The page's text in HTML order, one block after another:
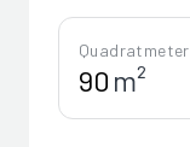
Quadratmeter
m²